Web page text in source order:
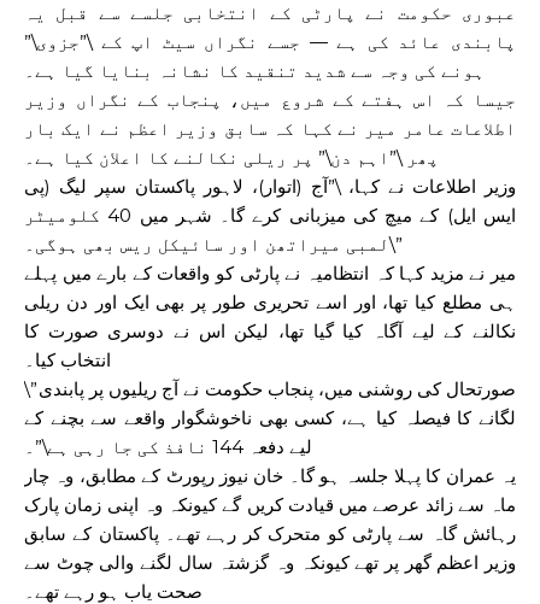
عبوری حکومت نے پارٹی کے انتخابی جلسے سے قبل یہ
پابندی عائد کی ہے — جسے نگراں سیٹ اپ کے \”جزوی\”
ہونے کی وجہ سے شدید تنقید کا نشانہ بنایا گیا ہے۔
جیسا کہ اس ہفتے کے شروع میں، پنجاب کے نگراں وزیر
اطلاعات عامر میر نے کہا کہ سابق وزیر اعظم نے ایک بار
پھر \”اہم دن\” پر ریلی نکالنے کا اعلان کیا ہے۔
وزیر اطلاعات نے کہا، \”آج (اتوار)، لاہور پاکستان سپر لیگ (پی
ایس ایل) کے میچ کی میزبانی کرے گا۔ شہر میں 40 کلومیٹر
لمبی میراتھن اور سائیکل ریس بھی ہوگی۔\”
میر نے مزید کہا کہ انتظامیہ نے پارٹی کو واقعات کے بارے میں پہلے
ہی مطلع کیا تھا، اور اسے تحریری طور پر بھی ایک اور دن ریلی
نکالنے کے لیے آگاہ کیا گیا تھا، لیکن اس نے دوسری صورت کا
انتخاب کیا۔
\”صورتحال کی روشنی میں، پنجاب حکومت نے آج ریلیوں پر پابندی
لگانے کا فیصلہ کیا ہے، کسی بھی ناخوشگوار واقعے سے بچنے کے
لیے دفعہ 144 نافذ کی جا رہی ہے\”۔
یہ عمران کا پہلا جلسہ ہو گا۔ خان نیوز رپورٹ کے مطابق، وہ چار
ماہ سے زائد عرصے میں قیادت کریں گے کیونکہ وہ اپنی زمان پارک
رہائش گاہ سے پارٹی کو متحرک کر رہے تھے۔ پاکستان کے سابق
وزیر اعظم گھر پر تھے کیونکہ وہ گزشتہ سال لگنے والی چوٹ سے
صحت یاب ہو رہے تھے۔